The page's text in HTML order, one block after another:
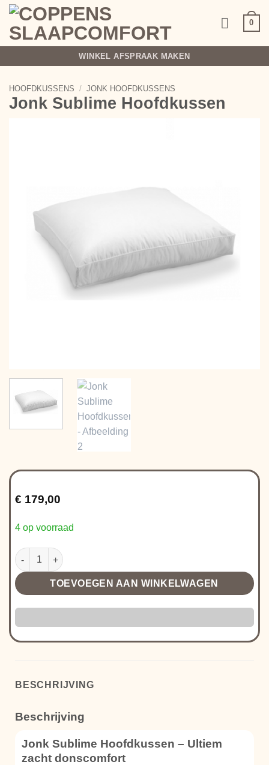
Ga
inhoud
0
WINKEL AFSPRAAK MAKEN
HOOFDKUSSENS / JONK HOOFDKUSSENS
Jonk Sublime Hoofdkussen
€ 179,00
4 op voorraad
Jonk Sublime Hoofdkussen aantal
TOEVOEGEN AAN WINKELWAGEN
BESCHRIJVING
Beschrijving
Jonk Sublime Hoofdkussen – Ultiem
zacht donscomfort